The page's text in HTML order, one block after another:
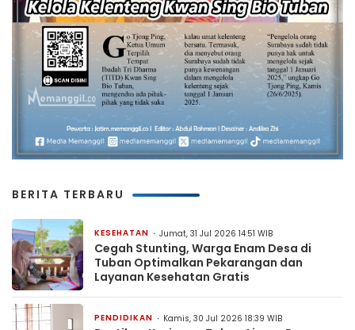
BERITA TERBARU
KESEHATAN Jumat, 31 Jul 2026 14:51 WIB
Cegah Stunting, Warga Enam Desa di
Tuban Optimalkan Pekarangan dan
Layanan Kesehatan Gratis
PENDIDIKAN Kamis, 30 Jul 2026 18:39 WIB